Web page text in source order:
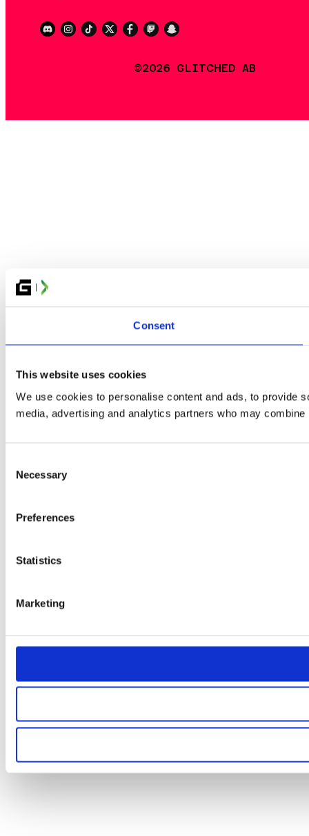
Consent
This website uses cookies
We use cookies to personalise content and ads, to provide
media, advertising and analytics partners who may
Selection
Necessary
Preferences
Statistics
Marketing
©2026 GLITCHED AB